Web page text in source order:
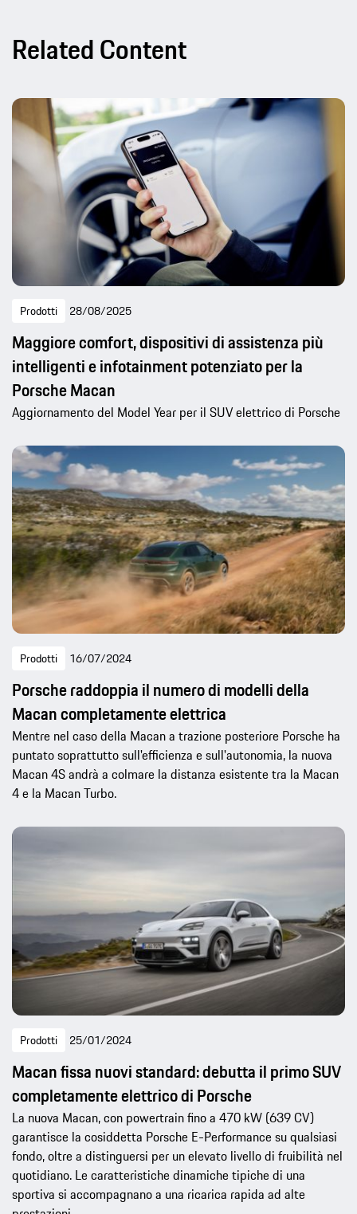
Related Content
Prodotti 28/08/2025
Maggiore comfort, dispositivi di assistenza più
intelligenti e infotainment potenziato per la
Porsche Macan
Aggiornamento del Model Year per il SUV elettrico di Porsche
Prodotti 16/07/2024
Porsche raddoppia il numero di modelli della
Macan completamente elettrica
Mentre nel caso della Macan a trazione posteriore Porsche ha
puntato soprattutto sull'efficienza e sull'autonomia, la nuova
Macan 4S andrà a colmare la distanza esistente tra la Macan
4 e la Macan Turbo.
Prodotti 25/01/2024
Macan fissa nuovi standard: debutta il primo SUV
completamente elettrico di Porsche
La nuova Macan, con powertrain fino a 470 kW (639 CV)
garantisce la cosiddetta Porsche E-Performance su qualsiasi
fondo, oltre a distinguersi per un elevato livello di fruibilità nel
quotidiano. Le caratteristiche dinamiche tipiche di una
sportiva si accompagnano a una ricarica rapida ad alte